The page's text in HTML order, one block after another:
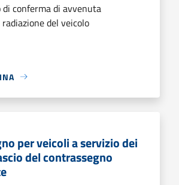
di conferma di avvenuta
del veicolo
per veicoli a servizio dei
del contrassegno